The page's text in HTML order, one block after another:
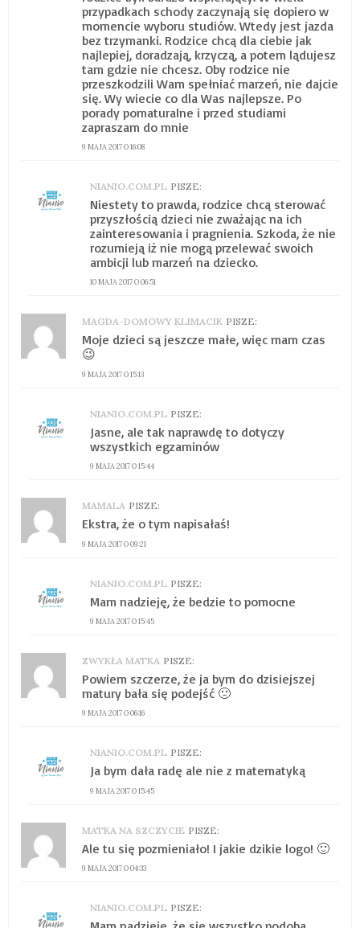
9 MAJA 2017 O 16:08
przypadkach schody zaczynają się dopiero w
momencie wyboru studiów. Wtedy jest jazda
bez trzymanki. Rodzice chcą dla ciebie jak
najlepiej, doradzają, krzyczą, a potem lądujesz
tam gdzie nie chcesz. Oby rodzice nie
przeszkodzili Wam spełniać marzeń, nie dajcie
się. Wy wiecie co dla Was najlepsze. Po
porady pomaturalne i przed studiami
zapraszam do mnie
NIANIO.COM.PL PISZE:
10 MAJA 2017 O 06:51
Niestety to prawda, rodzice chcą sterować
przyszłością dzieci nie zważając na ich
zainteresowania i pragnienia. Szkoda, że nie
rozumieją iż nie mogą przelewać swoich
ambicji lub marzeń na dziecko.
MAGDA-DOMOWY KLIMACIK PISZE:
9 MAJA 2017 O 15:13
Moje dzieci są jeszcze małe, więc mam czas
😉
NIANIO.COM.PL PISZE:
9 MAJA 2017 O 15:44
Jasne, ale tak naprawdę to dotyczy
wszystkich egzaminów
MAMALA PISZE:
9 MAJA 2017 O 09:21
Ekstra, że o tym napisałaś!
NIANIO.COM.PL PISZE:
9 MAJA 2017 O 15:45
Mam nadzieję, że bedzie to pomocne
ZWYKŁA MATKA PISZE:
9 MAJA 2017 O 06:16
Powiem szczerze, że ja bym do dzisiejszej
matury bała się podejść 🙁
NIANIO.COM.PL PISZE:
9 MAJA 2017 O 15:45
Ja bym dała radę ale nie z matematyką
MATKA NA SZCZYCIE PISZE:
9 MAJA 2017 O 04:33
Ale tu się pozmieniało! I jakie dzikie logo! 🙂
NIANIO.COM.PL PISZE: